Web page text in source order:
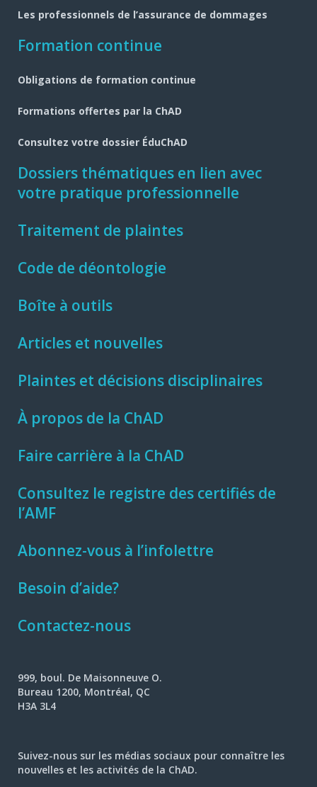
Les professionnels de l’assurance de dommages
Formation continue
Obligations de formation continue
Formations offertes par la ChAD
Consultez votre dossier ÉduChAD
Dossiers thématiques en lien avec
votre pratique professionnelle
Traitement de plaintes
Code de déontologie
Boîte à outils
Articles et nouvelles
Plaintes et décisions disciplinaires
À propos de la ChAD
Faire carrière à la ChAD
Consultez le registre des certifiés de
l’AMF
Abonnez-vous à l’infolettre
Besoin d’aide?
Contactez-nous
999, boul. De Maisonneuve O.
Bureau 1200, Montréal, QC
H3A 3L4
Suivez-nous sur les médias sociaux pour connaître les
nouvelles et les activités de la ChAD.